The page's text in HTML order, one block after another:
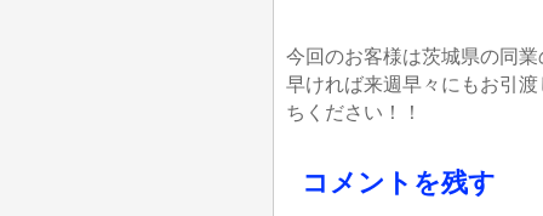
今回のお客様は茨城県の同
早ければ来週早々にもお引
ちください！！
コメントを残す